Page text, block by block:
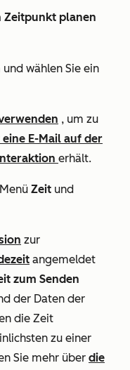
Zeitpunkt planen
und wählen Sie ein
, um zu
E-Mail auf der
erhält.
Zeit und
zur
angemeldet
zum Senden
der Daten der
die Zeit
zu einer
Sie mehr über die